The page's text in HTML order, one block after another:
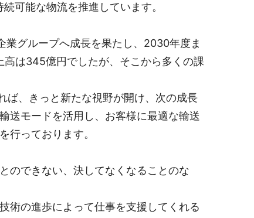
可能な物流を推進しています。
グループへ成長を果たし、2030年度ま
は345億円でしたが、そこから多くの課
、きっと新たな視野が開け、次の成長
送モードを活用し、お客様に最適な輸送
行っております。
のできない、決してなくなることのな
術の進歩によって仕事を支援してくれる